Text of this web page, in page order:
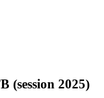
(session 2025)